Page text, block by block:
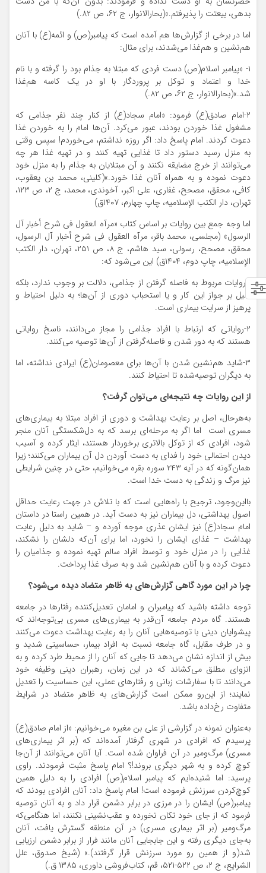
بدهی، بیعتت را پذیرفتم.»(بحارالانوار، ج ‌۶۲، ص ۸۲.)
اما در برخی از گزارش‌ها هم آمده است که پیامبر(ص) و ائمه(ع) با آنان
هم‌نشین و هم‌غذا می‌شدند، برای مثال:
۱- «پیامبر اسلام(ص) دست فردی که مبتلا به جذام بود را گرفته و با نام
خدا و اعتماد و توکل بر پروردگار با او در یک کاسه هم‌غذا
شد.»(بحارالانوار، ج ‌۶۲، ص ۸۲.)
۲-امام صادق(ع) فرمود: «امام سجاد(ع) از کنار چند نفر جذامی که
مشغول غذا خوردن بودند، ‌عبور می‌کرد. آن‌ها امام را به خوردن غذا
دعوت کردند. امام پاسخ داد: اگر روزه نداشتم، می‌خوردم! سپس وقتی
به منزل رسید دستور داد تا غذایی تهیه کنند و در تهیه غذا هر چه
می‌توانند از خرج مضایقه نکنند و آن مبتلایان به جذام را به منزل خود
دعوت نموده و به همراه آنان غذا خورد.»(کلینی، محمد بن یعقوب،
کافی، محقق، مصحح، غفاری، علی اکبر، آخوندی، محمد، ج ۲، ص ۱۲۳،
تهران، دار الکتب الإسلامیه، چاپ چهارم، ۱۴۰۷ق)
اما وجه جمع بین روایات بر اساس کتاب «مرآه العقول فی شرح أخبار آل
الرسول» (مجلسی، محمد باقر، مرآه العقول فی شرح أخبار آل الرسول،
محقق، مصحح، رسولی، سید هاشم، ج ۸، ص ۲۵۱، ‌تهران، دار الکتب
الإسلامیه، چاپ دوم، ۱۴۰۴ق) این می‌شود که:
۱-روایات مربوط به فاصله گرفتن از جذامی، دلالت بر وجوب ندارد، بلکه
دلیل بر جواز این کار و یا استحباب دوری از آن‌ها؛ به دلیل احتیاط و
پرهیز از سرایت بیماری است.
۲-روایاتی که ارتباط با افراد جذامی را مجاز می‌دانند، ناسخ روایاتی
هستند که به دور شدن و فاصله‌گرفتن از آن‌ها توصیه می‌کنند.
۳-شاید هم‌نشین شدن با آن‌ها برای معصومان(ع) ایرادی نداشته، اما
به دیگران توصیه‌شده تا احتیاط کنند.
از این روایات چه نتیجه‌ای می‌توان گرفت؟
به‌هرحال، اصل بر رعایت بهداشت و دوری از افراد مبتلا به بیماری‌های
مسری است اما اگر به مرحله‌ای برسد که به دل‌شکستگی آنان منجر
شود، افرادی که از توکل بالاتری برخوردار هستند، ایثار کرده و آسیب
دیدن احتمالی خود را فدای به دست آوردن دل آن بیماران می‌کنند؛ زیرا
همان‌گونه که در آیه ۲۴۳ سوره بقره می‌خوانیم، حتی در چنین شرایطی
نیز مرگ و زندگی به دست خدا است.
بااین‌وجود، ترجیح با راه‌هایی است که با تلاش در جهت رعایت حداقل
اصول بهداشتی، دل بیماران نیز به دست آید. در همین راستا در داستان
امام سجاد(ع) نیز ایشان عذری موجه آورده و – شاید به دلیل رعایت
بهداشت – غذای ایشان را نخورد، اما برای آن‌که دلشان را نشکند،
غذایی را در منزل خود و توسط افراد سالم تهیه نموده و جذامیان را
دعوت کرده و با آنان هم‌نشین شد و به صرف غذا پرداخت.
چرا در این مورد گاهی گزارش‌های به ظاهر متضاد دیده می‌شود؟
توجه داشته باشید که پیامبران و امامان تعدیل‌کننده رفتارها در جامعه
هستند. گاه مردم جامعه آن‌قدر به بیماری‌های مسری بی‌توجه‌اند که
پیشوایان دینی با توصیه‌هایی آنان را به رعایت بهداشت دعوت می‌کنند
و در طرف مقابل، گاه جامعه نسبت به افراد بیمار، حساسیتی شدید و
بیش‌ از اندازه نشان می‌دهد تا جایی که آنان را از محیط طرد کرده و به
انزوای مطلق می‌کشاند که در این زمان، رهبران دینی وظیفه خود
می‌دانند تا با سفارشات زبانی و رفتارهای عملی، این حساسیت را تعدیل
نمایند؛ از این‌رو ممکن است گزارش‌های به ظاهر متضاد در شرایط
متفاوت رخ‌داده باشد.
به‌عنوان نمونه در گزارشی از علی بن مغیره می‌خوانیم: «از امام صادق(ع)
پرسیدم که افرادی در شهری گرفتار آمده‌اند که (بر اثر بیماری‌های
مسری) مرگ‌ومیر در آن فراوان شده است. آیا آنان می‌توانند از آن‌جا
کوچ کرده و به شهر دیگری بروند!؟ امام پاسخ مثبت فرمودند. راوی
پرسید: اما شنیده‌ایم که پیامبر اسلام(ص) افرادی را به دلیل همین
کوچ‌کردن سرزنش فرموده است! امام پاسخ داد: آنان افرادی بودند که
پیامبر(ص) ایشان را در مرزی در برابر دشمن قرار داد و به آنان توصیه
فرمود که از جای خود تکان نخورده و عقب‌نشینی نکنند، اما هنگامی‌که
مرگ‌ومیر (بر اثر بیماری مسری) در آن منطقه گسترش یافت، آنان
به‌جای دیگری رفته و این جابجایی آنان مانند فرار از برابر دشمن ارزیابی
شد(و از همین رو مورد سرزنش قرار گرفتند).» (شیخ صدوق، علل
الشرایع، ج ۲، ص ۵۲۲-۵۲۱، قم، کتاب‌فروشی داوری، ۱۳۸۵ ق.)